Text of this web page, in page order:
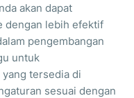
akan dapat
dengan lebih efektif
pengembangan
untuk
tersedia di
sesuai dengan